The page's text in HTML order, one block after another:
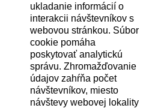
ukladanie informácií o
interakcii návštevníkov s
webovou stránkou. Súbor
cookie pomáha
poskytovať analytickú
správu. Zhromažďovanie
údajov zahŕňa počet
návštevníkov, miesto
návštevy webovej lokality